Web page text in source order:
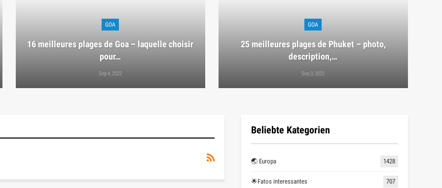
GOA
16 meilleures plages de Goa – laquelle choisir
pour…
Sep 4, 2022
GOA
25 meilleures plages de Phuket – photo,
description,…
Sep 3, 2022
Beliebte Kategorien
🌏 Europa 1428
🌟Fatos interessantes 707